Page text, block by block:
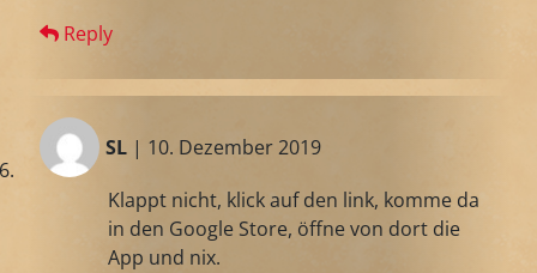
Reply
SL | 10. Dezember 2019
Klappt nicht, klick auf den link, komme da
in den Google Store, öffne von dort die
App und nix.